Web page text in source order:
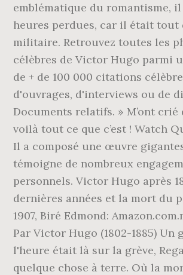
emblématique du romantisme,
heures perdues, car il était tout
militaire. Retrouvez toutes les
célèbres de Victor Hugo parmi
de + de 100 000 citations
d'ouvrages, d'interviews ou de
Documents relatifs. » M’ont crié
voilà tout ce que c’est ! Watch
Il a composé une œuvre
témoigne de nombreux
personnels. Victor Hugo après
dernières années et la mort du
1907, Biré Edmond:
Par Victor Hugo (1802-1885) Un
l'heure était là sur la grève,
quelque chose à terre. Où la